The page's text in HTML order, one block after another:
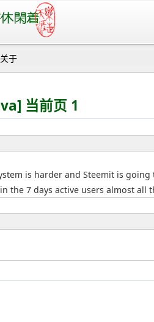
关于
当前页 1
is harder and Steemit is
the 7 days active users almost all